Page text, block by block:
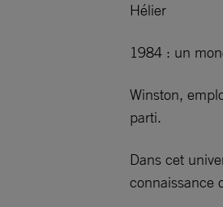
Hélier
1984 : un
Winston,
parti.
Dans cet
connaissance